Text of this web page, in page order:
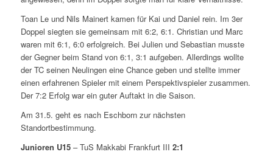
Toan Le und Nils Mainert kamen für Kai und Daniel rein. Im 3er
Doppel siegten sie gemeinsam mit 6:2, 6:1. Christian und Marc
waren mit 6:1, 6:0 erfolgreich. Bei Julien und Sebastian musste
der Gegner beim Stand von 6:1, 3:1 aufgeben. Allerdings wollte
der TC seinen Neulingen eine Chance geben und stellte immer
einen erfahrenen Spieler mit einem Perspektivspieler zusammen.
Der 7:2 Erfolg war ein guter Auftakt in die Saison.
Am 31.5. geht es nach Eschborn zur nächsten
Standortbestimmung.
Junioren U15 – TuS Makkabi Frankfurt III 2:1